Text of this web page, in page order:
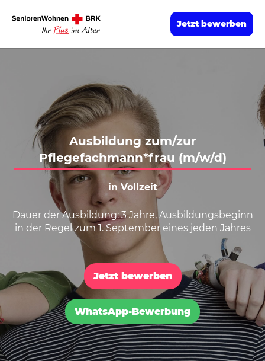
Jetzt bewerben
Ausbildung zum/zur
Pflegefachmann*frau (m/w/d)
in Vollzeit
Dauer der Ausbildung: 3 Jahre, Ausbildungsbeginn
in der Regel zum 1. September eines jeden Jahres
Jetzt bewerben
WhatsApp-Bewerbung